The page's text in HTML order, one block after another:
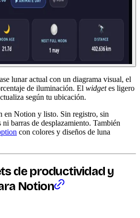
lunar actual con un diagrama visual, el
de iluminación. El widgetes ligero
según tu ubicación.
en Notion y listo. Sin registro, sin
barras de desplazamiento. También
con colores y diseños de luna
de productividad y
Notion